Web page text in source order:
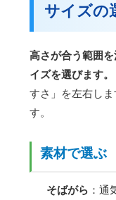
サイズの
高さが合う範囲
イズを選びます。
すさ」を左右し
す。
素材で選ぶ
そばがら ：通